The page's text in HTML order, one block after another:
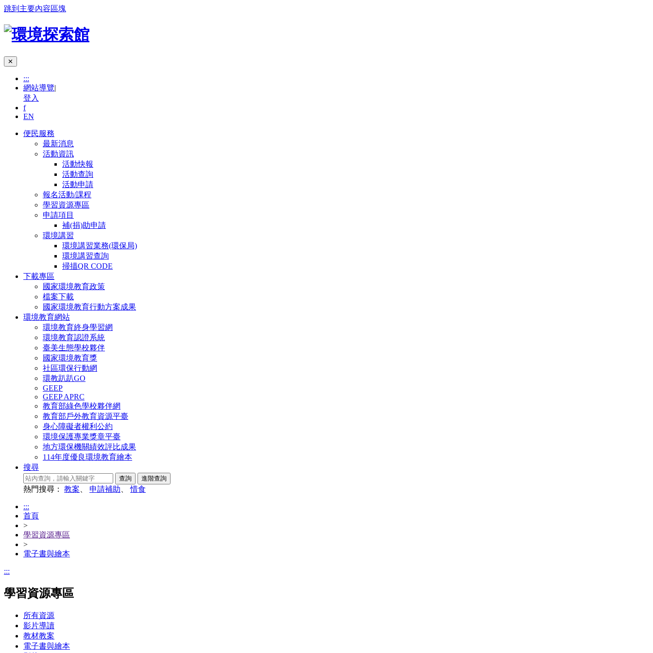
跳到主要內容區塊
✕
:::
網站導覽|
登入
f
EN
便民服務
最新消息
活動資訊
活動快報
活動查詢
活動申請
報名活動/課程
學習資源專區
申請項目
補(捐)助申請
環境講習
環境講習業務(環保局)
環境講習查詢
掃描QR CODE
下載專區
國家環境教育政策
檔案下載
國家環境教育行動方案成果
環境教育網站
環境教育終身學習網
環境教育認證系統
臺美生態學校夥伴
國家環境教育獎
社區環保行動網
環教趴趴GO
GEEP
GEEP APRC
教育部綠色學校夥伴網
教育部戶外教育資源平臺
身心障礙者權利公約
環境保護專業獎章平臺
地方環保機關績效評比成果
114年度優良環境教育繪本
搜尋
熱門搜尋： 教案 申請補助 、惜食
:::
首頁
>
學習資源專區
>
電子書與繪本
:::
學習資源專區
所有資源
影片導讀
教材教案
電子書與繪本